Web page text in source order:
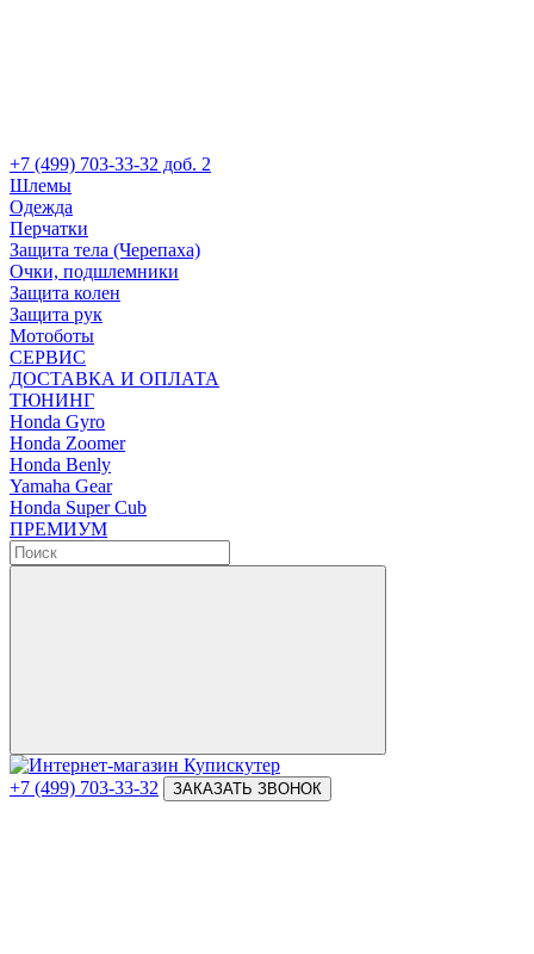
+7 (499) 703-33-32 доб. 2
Шлемы
Одежда
Перчатки
Защита тела (Черепаха)
Очки, подшлемники
Защита колен
Защита рук
Мотоботы
СЕРВИС
ДОСТАВКА И ОПЛАТА
ТЮНИНГ
Honda Gyro
Honda Zoomer
Honda Benly
Yamaha Gear
Honda Super Cub
ПРЕМИУМ
+7 (499) 703-33-32 ЗАКАЗАТЬ ЗВОНОК